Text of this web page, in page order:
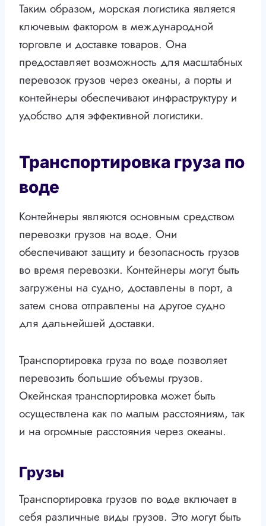
Таким образом, морская логистика является
ключевым фактором в международной
торговле и доставке товаров. Она
предоставляет возможность для масштабных
перевозок грузов через океаны, а порты и
контейнеры обеспечивают инфраструктуру и
удобство для эффективной логистики.
Транспортировка груза по
воде
Контейнеры являются основным средством
перевозки грузов на воде. Они
обеспечивают защиту и безопасность грузов
во время перевозки. Контейнеры могут быть
загружены на судно, доставлены в порт, а
затем снова отправлены на другое судно
для дальнейшей доставки.
Транспортировка груза по воде позволяет
перевозить большие объемы грузов.
Окейнская транспортировка может быть
осуществлена как по малым расстояниям, так
и на огромные расстояния через океаны.
Грузы
Транспортировка грузов по воде включает в
себя различные виды грузов. Это могут быть